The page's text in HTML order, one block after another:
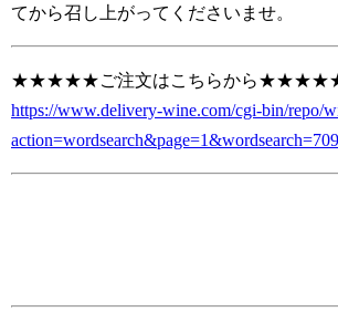
てから召し上がってくださいませ。
★★★★★ご注文はこちらから
https://www.delivery-wine.com/cgi-bin/repo/